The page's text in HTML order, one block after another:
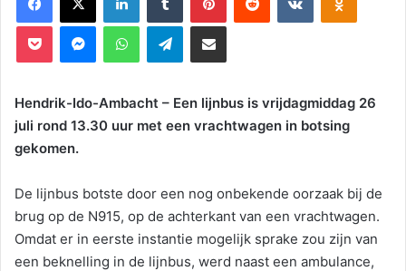
Pocket MessengerWhatsAppTelegramDeel via E-mail
Hendrik-Ido-Ambacht – Een lijnbus is vrijdagmiddag 26
juli rond 13.30 uur met een vrachtwagen in botsing
gekomen.
De lijnbus botste door een nog onbekende oorzaak bij de
brug op de N915, op de achterkant van een vrachtwagen.
Omdat er in eerste instantie mogelijk sprake zou zijn van
een beknelling in de lijnbus, werd naast een ambulance,